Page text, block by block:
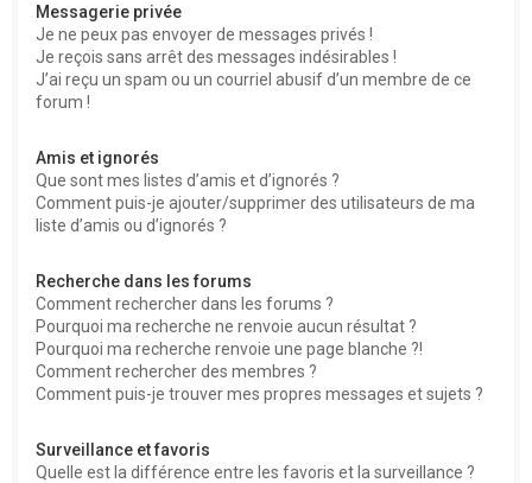
Messagerie privée
Je ne peux pas envoyer de messages privés !
Je reçois sans arrêt des messages indésirables !
J’ai reçu un spam ou un courriel abusif d’un membre de ce
forum !
Amis et ignorés
Que sont mes listes d’amis et d’ignorés ?
Comment puis-je ajouter/supprimer des utilisateurs de ma
liste d’amis ou d’ignorés ?
Recherche dans les forums
Comment rechercher dans les forums ?
Pourquoi ma recherche ne renvoie aucun résultat ?
Pourquoi ma recherche renvoie une page blanche ?!
Comment rechercher des membres ?
Comment puis-je trouver mes propres messages et sujets ?
Surveillance et favoris
Quelle est la différence entre les favoris et la surveillance ?